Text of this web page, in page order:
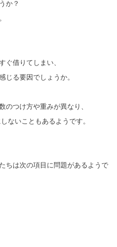
か？
ぐ借りてしまい、
じる要因でしょうか。
のつけ方や重みが異なり、
ないこともあるようです。
ちは次の項目に問題があるようで